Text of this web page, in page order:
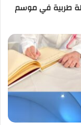
طربية في موسم